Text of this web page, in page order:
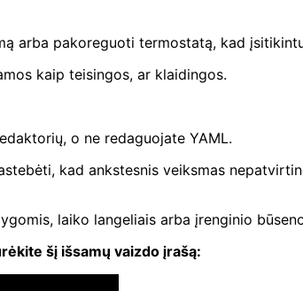
arba pakoreguoti termostatą, kad
kaip teisingos, ar klaidingos.
o ne redaguojate YAML.
kad ankstesnis veiksmas
laiko langeliais arba įrenginio
šį išsamų vaizdo įrašą: